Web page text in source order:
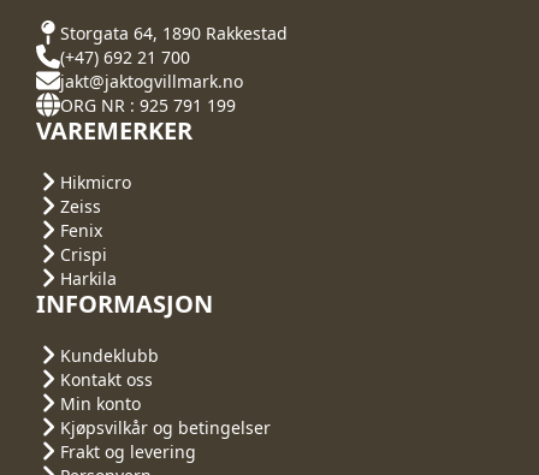
Storgata 64, 1890 Rakkestad
(+47) 692 21 700
jakt@jaktogvillmark.no
ORG NR : 925 791 199
VAREMERKER
Hikmicro
Zeiss
Fenix
Crispi
Harkila
INFORMASJON
Kundeklubb
Kontakt oss
Min konto
Kjøpsvilkår og betingelser
Frakt og levering